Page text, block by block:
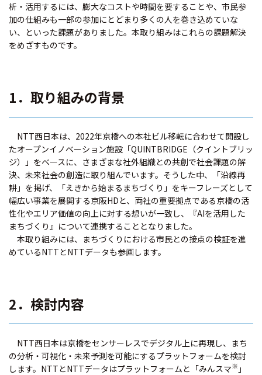
析・活用するには、膨大なコストや時間を要することや、市民参
加の仕組みも一部の参加にとどまり多くの人を巻き込めていな
い、といった課題がありました。本取り組みはこれらの課題解決
をめざすものです。
1．取り組みの背景
NTT西日本は、2022年京橋への本社ビル移転に合わせて開設し
たオープンイノベーション施設「QUINTBRIDGE（クイントブリッ
ジ）」をベースに、さまざまな社外組織との共創で社会課題の解
決、未来社会の創造に取り組んでいます。そうした中、「沿線再
耕」を掲げ、「えきから始まるまちづくり」をキーフレーズとして
幅広い事業を展開する京阪HDと、両社の重要拠点である京橋の活
性化やエリア価値の向上に対する想いが一致し、『AIを活用した
まちづくり』について連携することとなりました。
本取り組みには、まちづくりにおける市民との接点の検証を進
めているNTTとNTTデータも参画します。
2．検討内容
NTT西日本は京橋をセンサーレスでデジタル上に再現し、まち
の分析・可視化・未来予測を可能にするプラットフォームを検討
します。NTTとNTTデータはプラットフォームと「みんスマ※ 」